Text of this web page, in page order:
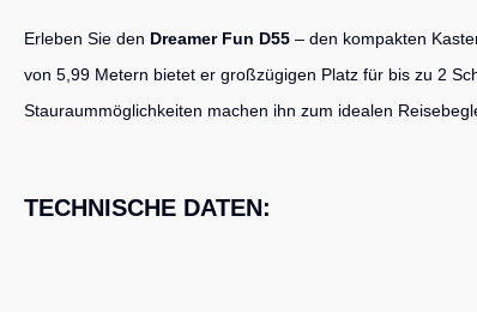
Erleben Sie den Dreamer Fun D55 – den kompakten
von 5,99 Metern bietet er großzügigen Platz für bis zu 2
Stauraummöglichkeiten machen ihn zum idealen
TECHNISCHE DATEN: